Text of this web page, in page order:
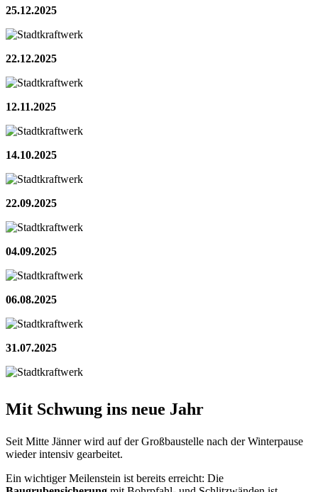
25.12.2025
22.12.2025
12.11.2025
14.10.2025
22.09.2025
04.09.2025
06.08.2025
31.07.2025
Mit Schwung ins neue Jahr
Seit Mitte Jänner wird auf der Großbaustelle nach der Winterpause
wieder intensiv gearbeitet.
Ein wichtiger Meilenstein ist bereits erreicht: Die